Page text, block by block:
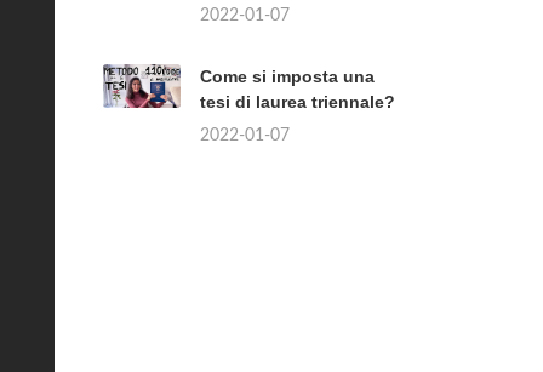
2022-01-07
Come si imposta una
tesi di laurea triennale?
2022-01-07